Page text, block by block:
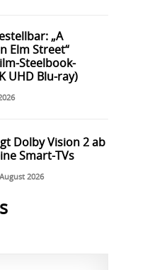
„A
Elm Street“
Steelbook-
UHD Blu-ray)
Dolby Vision 2 ab
Smart-TVs
2026